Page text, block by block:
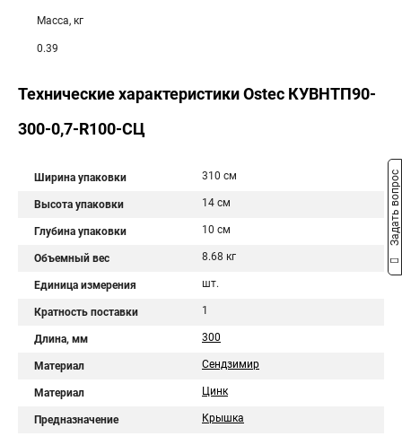
Масса, кг
0.39
Технические характеристики Ostec КУВНТП90-
300-0,7-R100-СЦ
Ширина упаковки 310 см
Высота упаковки 14 см
Глубина упаковки 10 см
Объемный вес 8.68 кг
Единица измерения шт.
Кратность поставки 1
Длина, мм 300
Материал Сендзимир
Материал Цинк
Предназначение Крышка
Задать вопрос